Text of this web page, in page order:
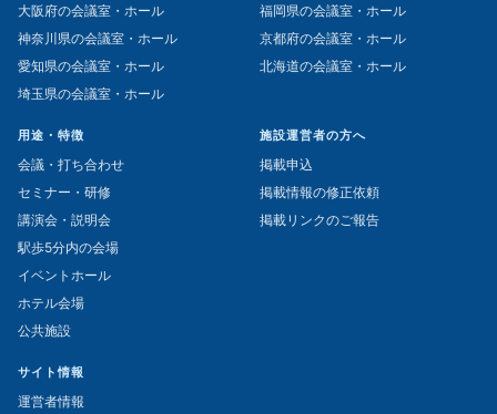
大阪府の会議室・ホール
神奈川県の会議室・ホール
愛知県の会議室・ホール
埼玉県の会議室・ホール
福岡県の会議室・ホール
京都府の会議室・ホール
北海道の会議室・ホール
用途・特徴
会議・打ち合わせ
セミナー・研修
講演会・説明会
駅歩5分内の会場
イベントホール
ホテル会場
公共施設
施設運営者の方へ
掲載申込
掲載情報の修正依頼
掲載リンクのご報告
サイト情報
運営者情報